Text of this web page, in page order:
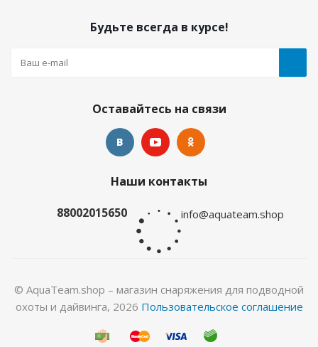
Ружье пневматическое Salvimar Predathor, 55
Будьте всегда в курсе!
Оставайтесь на связи
Наши контакты
88002015650
info@aquateam.shop
© AquaTeam.shop – магазин снаряжения для подводной
охоты и дайвинга, 2026 Пользовательское соглашение